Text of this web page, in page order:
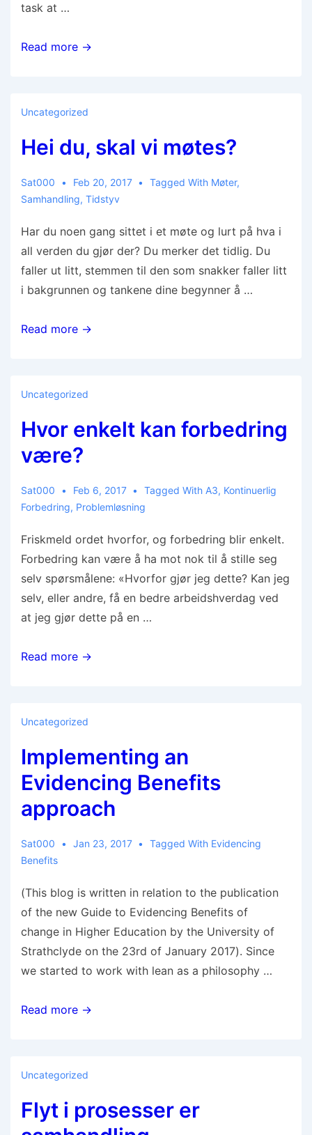
task at …
Read more →
Uncategorized
Hei du, skal vi møtes?
Sat000 Feb 20, 2017 Tagged With Møter,
Samhandling, Tidstyv
Har du noen gang sittet i et møte og lurt på hva i
all verden du gjør der? Du merker det tidlig. Du
faller ut litt, stemmen til den som snakker faller litt
i bakgrunnen og tankene dine begynner å …
Read more →
Uncategorized
Hvor enkelt kan forbedring
være?
Sat000 Feb 6, 2017 Tagged With A3, Kontinuerlig
Forbedring, Problemløsning
Friskmeld ordet hvorfor, og forbedring blir enkelt.
Forbedring kan være å ha mot nok til å stille seg
selv spørsmålene: «Hvorfor gjør jeg dette? Kan jeg
selv, eller andre, få en bedre arbeidshverdag ved
at jeg gjør dette på en …
Read more →
Uncategorized
Implementing an
Evidencing Benefits
approach
Sat000 Jan 23, 2017 Tagged With Evidencing
Benefits
(This blog is written in relation to the publication
of the new Guide to Evidencing Benefits of
change in Higher Education by the University of
Strathclyde on the 23rd of January 2017). Since
we started to work with lean as a philosophy …
Read more →
Uncategorized
Flyt i prosesser er